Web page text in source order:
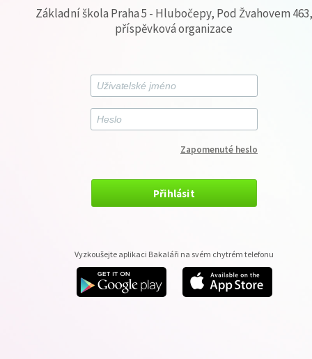
Základní škola Praha 5 - Hlubočepy, Pod Žvahovem 463,
příspěvková organizace
Zapomenuté heslo
Přihlásit
Vyzkoušejte aplikaci Bakaláři na svém chytrém telefonu